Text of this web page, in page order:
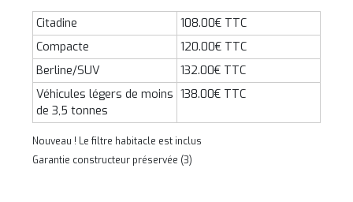
Citadine
108.00€ TTC
Compacte
120.00€ TTC
Berline/SUV
132.00€ TTC
Véhicules légers de moins
de 3,5 tonnes
138.00€ TTC
Nouveau ! Le filtre habitacle est inclus
Garantie constructeur préservée (3)